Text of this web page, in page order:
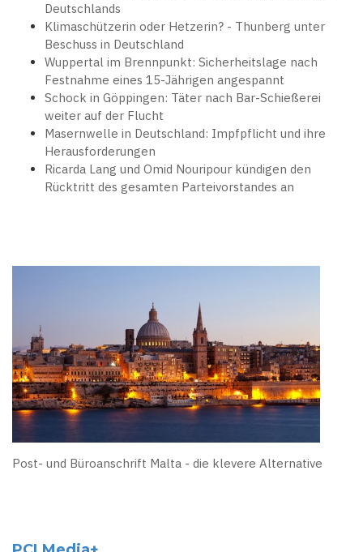
Deutschlands
Klimaschützerin oder Hetzerin? - Thunberg unter
Beschuss in Deutschland
Wuppertal im Brennpunkt: Sicherheitslage nach
Festnahme eines 15-Jährigen angespannt
Schock in Göppingen: Täter nach Bar-Schießerei
weiter auf der Flucht
Masernwelle in Deutschland: Impfpflicht und ihre
Herausforderungen
Ricarda Lang und Omid Nouripour kündigen den
Rücktritt des gesamten Parteivorstandes an
Post- und Büroanschrift Malta - die klevere Alternative